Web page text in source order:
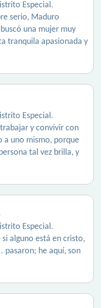
Especial.
serio, Maduro
una mujer muy
tranquila apasionada y
Especial.
y convivir con
a uno mismo, porque
tal vez brilla, y
Especial.
alguno está en cristo,
pasaron; he aquí, son